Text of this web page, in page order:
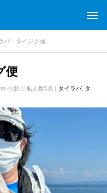
バ・タイジグ便
便
小潮 出船人数5名 | タイラバ, タ